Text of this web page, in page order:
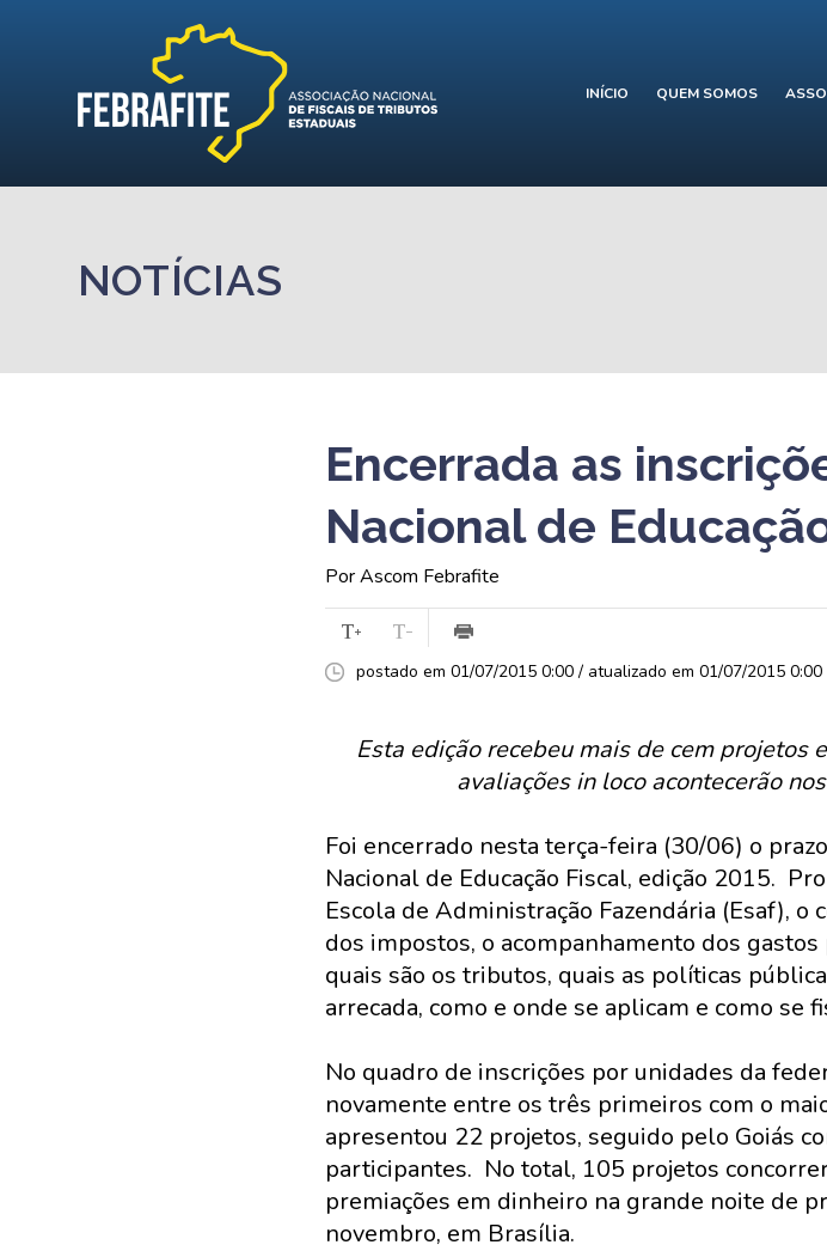
INÍCIO QUEM SOMOS
NOTÍCIAS
Encerrada as
Nacional de
Por Ascom Febrafite
postado em 01/07/2015 0:00 / atualizado em 01/07/2015 0:00
Esta edição recebeu mais de cem
avaliações in loco acontecerão
Foi encerrado nesta terça-feira (30/06) o
Nacional de Educação Fiscal, edição 2015.
Escola de Administração Fazendária (Esaf), o
dos impostos, o acompanhamento dos
quais são os tributos, quais as políticas
arrecada, como e onde se aplicam e como se
No quadro de inscrições por unidades da
novamente entre os três primeiros com o
apresentou 22 projetos, seguido pelo Goiás
participantes. No total, 105 projetos
premiações em dinheiro na grande noite de
novembro, em Brasília.